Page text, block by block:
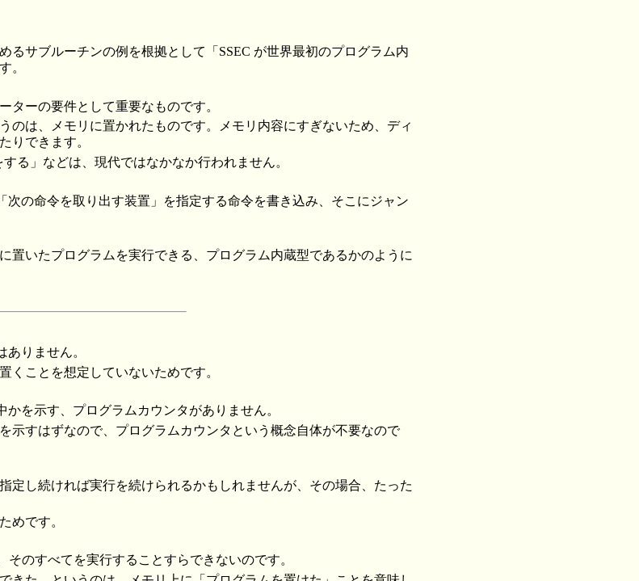
るサブルーチンの例を根拠として「SSEC が世界最初のプログラム内
。
ターの要件として重要なものです。
のは、メモリに置かれたものです。メモリ内容にすぎないため、ディ
りできます。
る」などは、現代ではなかなか行われません。
次の命令を取り出す装置」を指定する命令を書き込み、そこにジャン
置いたプログラムを実行できる、プログラム内蔵型であるかのように
ありません。
くことを想定していないためです。
かを示す、プログラムカウンタがありません。
示すはずなので、プログラムカウンタという概念自体が不要なので
定し続ければ実行を続けられるかもしれませんが、その場合、たった
めです。
そのすべてを実行することすらできないのです。